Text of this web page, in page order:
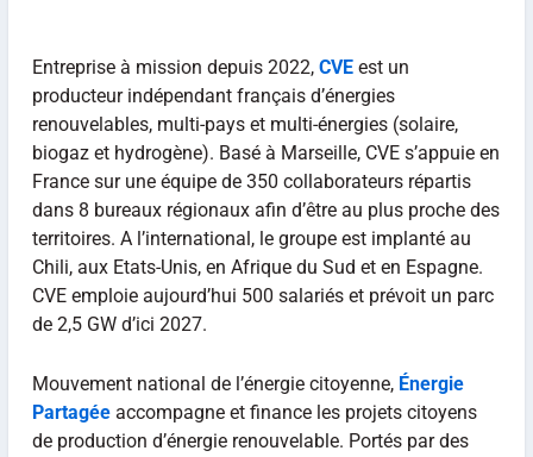
Entreprise à mission depuis 2022, CVE est un
producteur indépendant français d’énergies
renouvelables, multi-pays et multi-énergies (solaire,
biogaz et hydrogène). Basé à Marseille, CVE s’appuie en
France sur une équipe de 350 collaborateurs répartis
dans 8 bureaux régionaux afin d’être au plus proche des
territoires. A l’international, le groupe est implanté au
Chili, aux Etats-Unis, en Afrique du Sud et en Espagne.
CVE emploie aujourd’hui 500 salariés et prévoit un parc
de 2,5 GW d’ici 2027.
Mouvement national de l’énergie citoyenne, Énergie
Partagéeaccompagne et finance les projets citoyens
de production d’énergie renouvelable. Portés par des